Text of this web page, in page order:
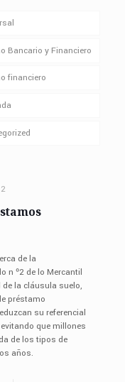
Bancario y Financiero
financiero
de la
n º2 de lo Mercantil
de la cláusula suelo,
préstamo
su referencial
que millones
de los tipos de
años.